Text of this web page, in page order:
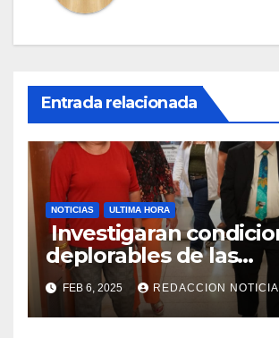
Entrada relacionada
NOTICIAS ULTIMA HORA
Investigaran
deplorables de las
facilidades el
de la Salud en
FEB 6, 2025 REDACCION